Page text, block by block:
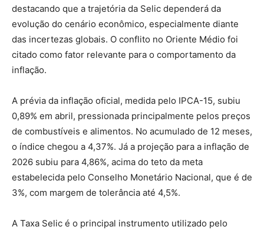
destacando que a trajetória da Selic dependerá da
evolução do cenário econômico, especialmente diante
das incertezas globais. O conflito no Oriente Médio foi
citado como fator relevante para o comportamento da
inflação.
A prévia da inflação oficial, medida pelo IPCA-15, subiu
0,89% em abril, pressionada principalmente pelos preços
de combustíveis e alimentos. No acumulado de 12 meses,
o índice chegou a 4,37%. Já a projeção para a inflação de
2026 subiu para 4,86%, acima do teto da meta
estabelecida pelo Conselho Monetário Nacional, que é de
3%, com margem de tolerância até 4,5%.
A Taxa Selic é o principal instrumento utilizado pelo